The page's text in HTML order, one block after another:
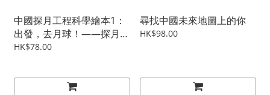
中國探月工程科學繪本1：
出發，去月球！——探月夢
啟航
HK$78.00
尋找中國未來地圖上的你
HK$98.00